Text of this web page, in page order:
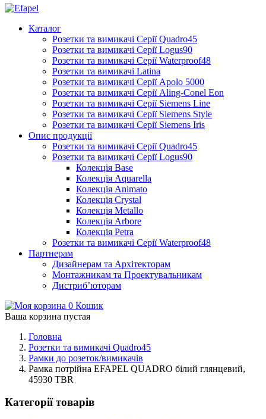
Каталог
Розетки та вимикачі Серії Quadro45
Розетки та вимикачі Серії Logus90
Розетки та вимикачі Серії Waterproof48
Розетки та вимикачі Latina
Розетки та вимикачі Серії Apolo 5000
Розетки та вимикачі Серії Aling-Conel Eon
Розетки та вимикачі Серії Siemens Line
Розетки та вимикачі Серії Siemens Style
Розетки та вимикачі Серії Siemens Iris
Опис продукції
Розетки та вимикачі Серії Quadro45
Розетки та вимикачі Серії Logus90
Колекція Base
Колекція Aquarella
Колекція Animato
Колекція Crystal
Колекція Metallo
Колекція Arbore
Колекція Petra
Розетки та вимикачі Серії Waterproof48
Партнерам
Дизайнерам та Архітекторам
Монтажникам та Проектувальникам
Дистриб’юторам
0 Кошик
Ваша корзина пустая
Головна
Розетки та вимикачі Quadro45
Рамки до розеток/вимикачів
Рамка потрійна EFAPEL QUADRO білий глянцевий,
45930 TBR
Категорії товарів